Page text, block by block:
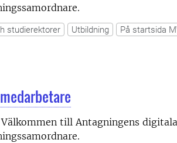
studierektorer Utbildning På startsida
till Antagningens